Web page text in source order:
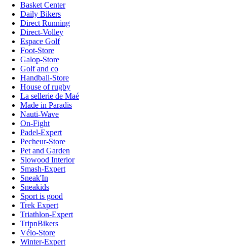
Basket Center
Daily Bikers
Direct Running
Direct-Volley
Espace Golf
Foot-Store
Galop-Store
Golf and co
Handball-Store
House of rugby
La sellerie de Maé
Made in Paradis
Nauti-Wave
On-Fight
Padel-Expert
Pecheur-Store
Pet and Garden
Slowood Interior
Smash-Expert
Sneak'In
Sneakids
Sport is good
Trek Expert
Triathlon-Expert
TripnBikers
Vélo-Store
Winter-Expert